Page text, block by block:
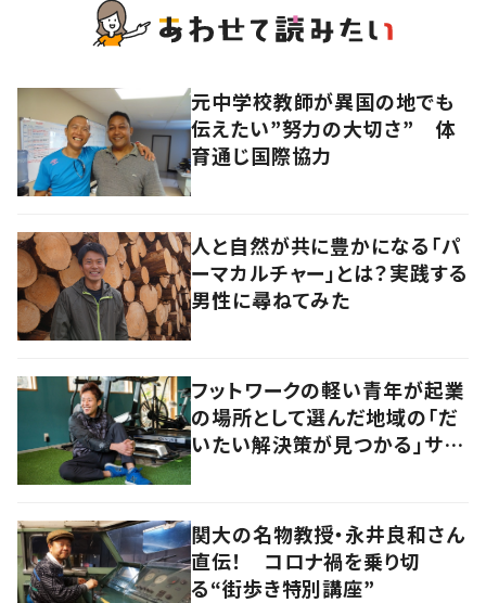
元中学校教師が異国の地でも
伝えたい”努力の大切さ” 体
育通じ国際協力
人と自然が共に豊かになる「パ
ーマカルチャー」とは？実践する
男性に尋ねてみた
フットワークの軽い青年が起業
の場所として選んだ地域の「だ
いたい解決策が見つかる」サイ
関大の名物教授・永井良和さん
直伝！ コロナ禍を乗り切
る“街歩き特別講座”